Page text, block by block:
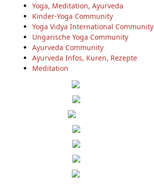
Yoga, Meditation, Ayurveda
Kinder-Yoga Community
Yoga Vidya International Community
Ungarische Yoga Community
Ayurveda Community
Ayurveda Infos, Kuren, Rezepte
Meditation